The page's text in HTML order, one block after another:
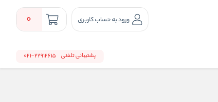
ورود به حساب کاربری 0
پشتیبانی تلفنی 22912615-021